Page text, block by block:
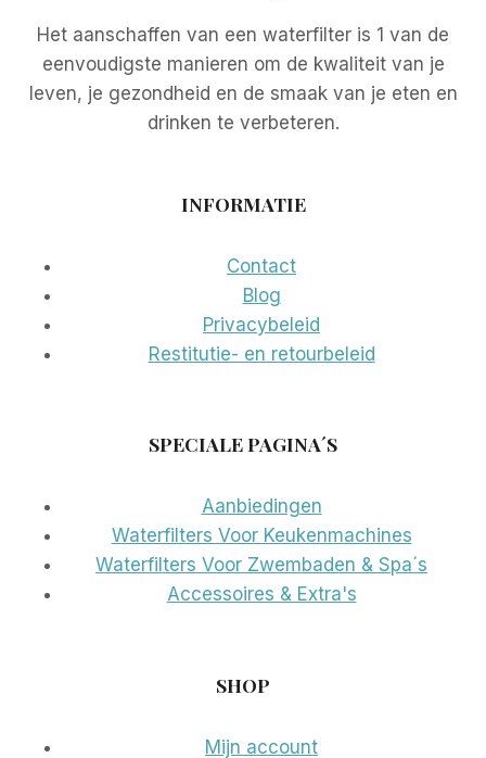
Het aanschaffen van een waterfilter is 1 van de
eenvoudigste manieren om de kwaliteit van je
leven, je gezondheid en de smaak van je eten en
drinken te verbeteren.
INFORMATIE
Contact
Blog
Privacybeleid
Restitutie- en retourbeleid
SPECIALE PAGINA´S
Aanbiedingen
Waterfilters Voor Keukenmachines
Waterfilters Voor Zwembaden & Spa´s
Accessoires & Extra's
SHOP
Mijn account